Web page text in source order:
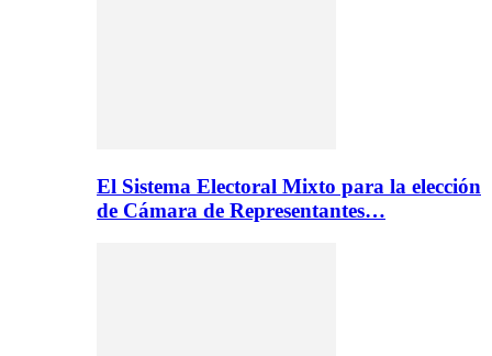
El Sistema Electoral Mixto para la elección
de Cámara de Representantes…